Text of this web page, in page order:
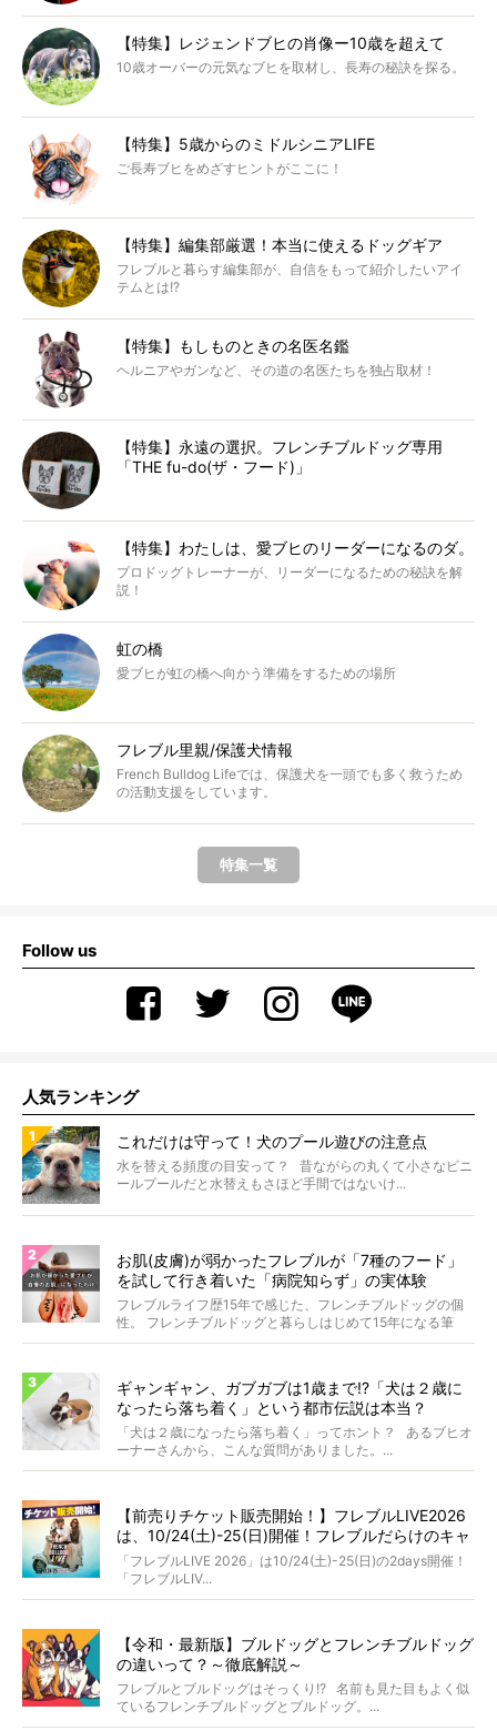
【特集】レジェンドブヒの肖像ー10歳を超えて
10歳オーバーの元気なブヒを取材し、長寿の秘訣を探る。
【特集】5歳からのミドルシニアLIFE
ご長寿ブヒをめざすヒントがここに！
【特集】編集部厳選！本当に使えるドッグギア
フレブルと暮らす編集部が、自信をもって紹介したいアイ
テムとは!?
【特集】もしものときの名医名鑑
ヘルニアやガンなど、その道の名医たちを独占取材！
【特集】永遠の選択。フレンチブルドッグ専用
「THE fu-do(ザ・フード)」
【特集】わたしは、愛ブヒのリーダーになるのダ。
プロドッグトレーナーが、リーダーになるための秘訣を解
説！
虹の橋
愛ブヒが虹の橋へ向かう準備をするための場所
フレブル里親/保護犬情報
French Bulldog Lifeでは、保護犬を一頭でも多く救うため
の活動支援をしています。
特集一覧
Follow us
人気ランキング
これだけは守って！犬のプール遊びの注意点
水を替える頻度の目安って？ 昔ながらの丸くて小さなビニ
ールプールだと水替えもさほど手間ではないけ...
お肌(皮膚)が弱かったフレブルが「7種のフード」
を試して行き着いた「病院知らず」の実体験
フレブルライフ歴15年で感じた、フレンチブルドッグの個
性。 フレンチブルドッグと暮らしはじめて15年になる筆
者...
ギャンギャン、ガブガブは1歳まで!?「犬は２歳に
なったら落ち着く」という都市伝説は本当？
「犬は２歳になったら落ち着く」ってホント？ あるブヒオ
ーナーさんから、こんな質問がありました。...
【前売りチケット販売開始！】フレブルLIVE2026
は、10/24(土)-25(日)開催！フレブルだらけのキャ
ンプ・前夜祭・バスプランも新登場!?
「フレブルLIVE 2026」は10/24(土)-25(日)の2days開催！
「フレブルLIV...
【令和・最新版】ブルドッグとフレンチブルドッグ
の違いって？～徹底解説～
フレブルとブルドッグはそっくり!? 名前も見た目もよく似
ているフレンチブルドッグとブルドッグ。...